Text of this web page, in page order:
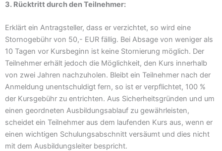
3. Rücktritt durch den Teilnehmer:
Erklärt ein Antragsteller, dass er verzichtet, so wird eine
Stornogebühr von 50,- EUR fällig. Bei Absage von weniger als
10 Tagen vor Kursbeginn ist keine Stornierung möglich. Der
Teilnehmer erhält jedoch die Möglichkeit, den Kurs innerhalb
von zwei Jahren nachzuholen. Bleibt ein Teilnehmer nach der
Anmeldung unentschuldigt fern, so ist er verpflichtet, 100 %
der Kursgebühr zu entrichten. Aus Sicherheitsgründen und um
einen geordneten Ausbildungsablauf zu gewährleisten,
scheidet ein Teilnehmer aus dem laufenden Kurs aus, wenn er
einen wichtigen Schulungsabschnitt versäumt und dies nicht
mit dem Ausbildungsleiter bespricht.